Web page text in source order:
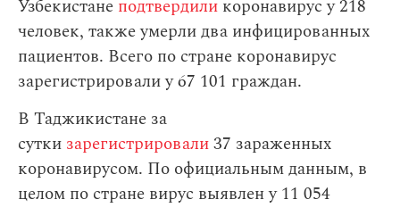
Узбекистане подтвердили коронавирус у 218
человек, также умерли два инфицированных
пациентов. Всего по стране коронавирус
зарегистрировали у 67 101 граждан.
В Таджикистане за
сутки зарегистрировали37 зараженных
коронавирусом. По официальным данным, в
целом по стране вирус выявлен у 11 054